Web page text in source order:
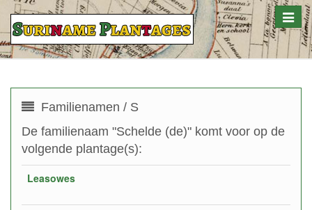
Toggle
Familienamen / S
De familienaam "Schelde (de)" komt voor op de
volgende plantage(s):
Leasowes